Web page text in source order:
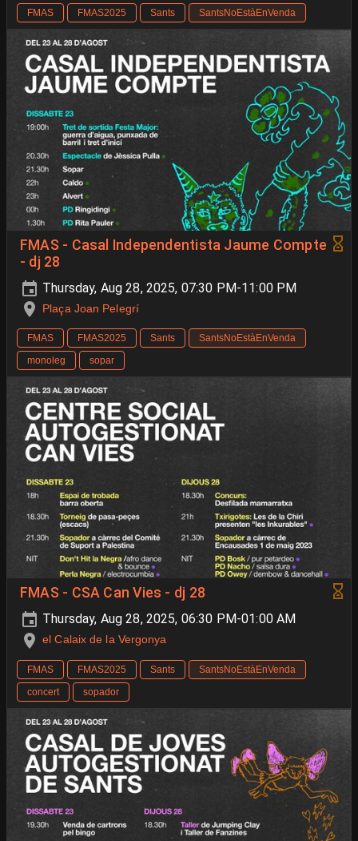
FMAS FMAS2025 Sants SantsNoEstàEnVenda
FMAS - Casal Independentista Jaume Compte
- dj 28
Thursday, Aug 28, 2025, 07:30 PM-11:00 PM
Plaça Joan Pelegrí
FMAS FMAS2025 Sants
SantsNoEstàEnVenda
monoleg
sopar
FMAS - CSA Can Vies - dj 28
Thursday, Aug 28, 2025, 06:30 PM-01:00 AM
el Calaix de la Vergonya
FMAS FMAS2025 Sants
SantsNoEstàEnVenda
concert
sopador